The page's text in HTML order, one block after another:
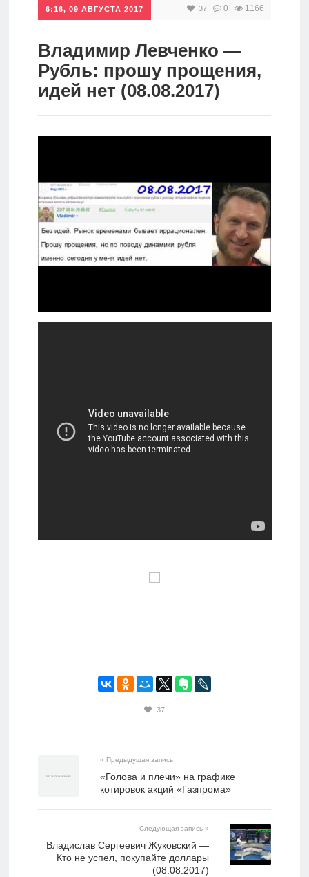
Инвестиции
Дивиденды
Волновой
Сделано
в России
6:16, 09 АВГУСТА 2017 37 0 1166
Владимир Левченко —
Рубль: прошу прощения,
идей нет (08.08.2017)
37
« Предыдущая запись
«Голова и плечи» на графике
котировок акций «Газпрома»
Следующая запись »
Владислав Сергеевич Жуковский —
Кто не успел, покупайте доллары
(08.08.2017)